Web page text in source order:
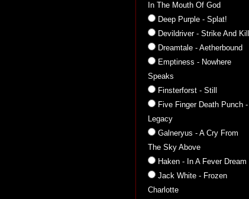
In The Mouth Of God
Deep Purple - Splat!
Devildriver - Strike And Kill
Dreamtale - Aetherbound
Emptiness - Nowhere
Speaks
Finsterforst - Still
Five Finger Death Punch -
Legacy
Galneryus - A Cry From
The Sky Above
Haken - In A Fever Dream
Jack White - Frozen
Charlotte